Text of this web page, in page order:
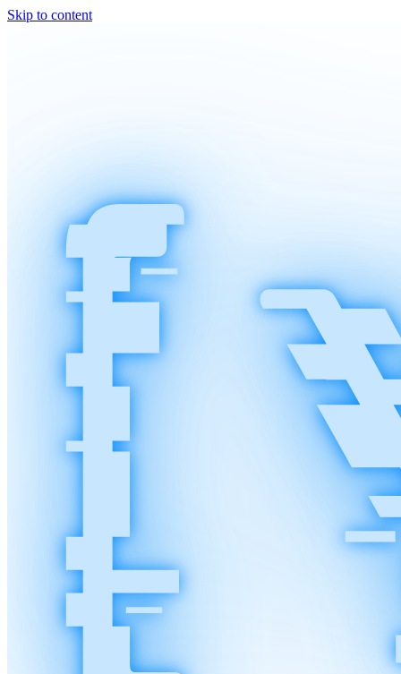
Skip to content